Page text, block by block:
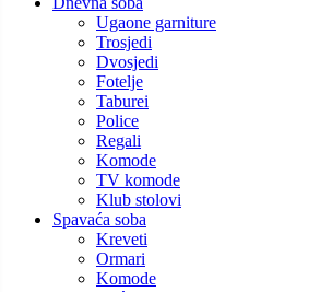
Ugaone garniture
Trosjedi
Dvosjedi
Fotelje
Taburei
Police
Regali
Komode
TV komode
Klub stolovi
Spavaća soba
Kreveti
Ormari
Komode